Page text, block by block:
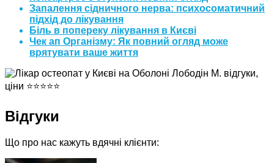
Запалення сідничного нерва: психосоматичний
підхід до лікування
Біль в попереку лікування в Києві
Чек ап Організму: Як повний огляд може
врятувати ваше життя
Відгуки
Що про нас кажуть вдячні клієнти: